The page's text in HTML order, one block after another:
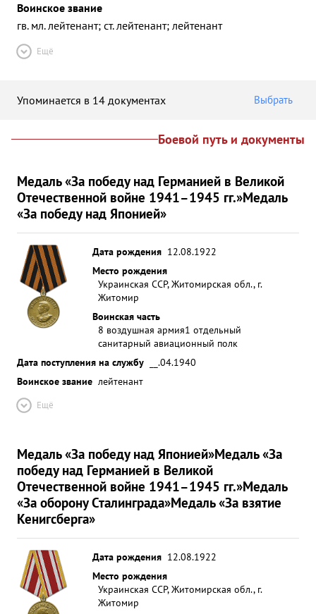
Воинское звание
гв. мл. лейтенант; ст. лейтенант; лейтенант
Ещё
Упоминается в 14 документах Выбрать
Боевой путь и документы
Медаль «За победу над Германией в Великой
Отечественной войне 1941–1945 гг.»Медаль
«За победу над Японией»
Дата рождения 12.08.1922
Место рождения
Украинская ССР, Житомирская обл., г.
Житомир
Воинская часть
8 воздушная армия1 отдельный
санитарный авиационный полк
Дата поступления на службу
__.04.1940
Воинское звание лейтенант
Ещё
Медаль «За победу над Японией»Медаль «За
победу над Германией в Великой
Отечественной войне 1941–1945 гг.»Медаль
«За оборону Сталинграда»Медаль «За взятие
Кенигсберга»
Дата рождения 12.08.1922
Место рождения
Украинская ССР, Житомирская обл., г.
Житомир